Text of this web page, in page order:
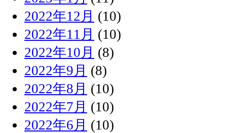
2022年12月 (10)
2022年11月 (10)
2022年10月 (8)
2022年9月 (8)
2022年8月 (10)
2022年7月 (10)
2022年6月 (10)